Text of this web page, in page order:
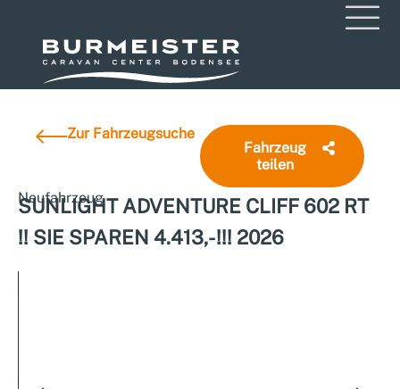
Zur Fahrzeugsuche
Fahrzeug
teilen
Neufahrzeug
SUNLIGHT ADVENTURE CLIFF 602 RT
!! SIE SPAREN 4.413,- !!! 2026